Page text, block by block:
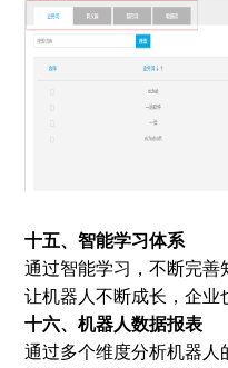
十五、智能学习体系
通过智能学习，不断完善
让机器人不断成长，企业
十六、机器人数据报表
通过多个维度分析机器人